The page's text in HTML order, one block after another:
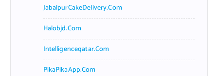
JabalpurCakeDelivery.com
Halobjd.com
Intelligenceqatar.com
PikaPikaApp.com